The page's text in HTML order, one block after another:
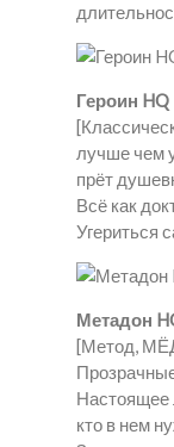
Героин HQ
лучше чем
прёт
Всё как
Угериться
Метадон
[Метод,
Настоящее
кто в нем